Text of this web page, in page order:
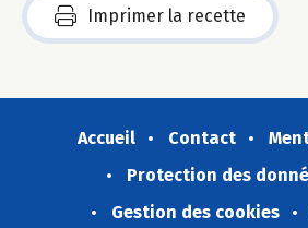
Imprimer la recette
Accueil Contact
Protection des
Gestion des cookies